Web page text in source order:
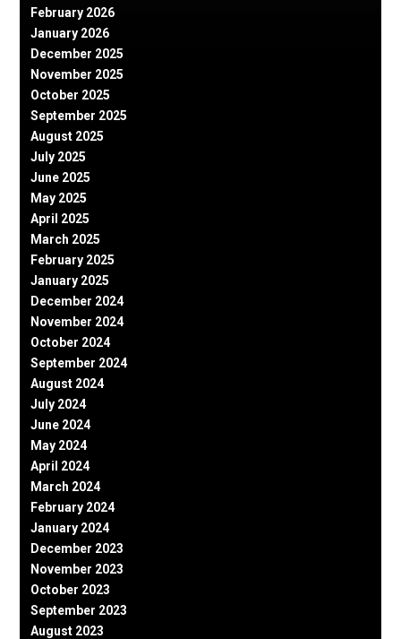
February 2026
January 2026
December 2025
November 2025
October 2025
September 2025
August 2025
July 2025
June 2025
May 2025
April 2025
March 2025
February 2025
January 2025
December 2024
November 2024
October 2024
September 2024
August 2024
July 2024
June 2024
May 2024
April 2024
March 2024
February 2024
January 2024
December 2023
November 2023
October 2023
September 2023
August 2023